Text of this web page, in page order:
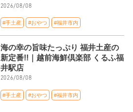
2026/08/08
#手土産 #おやつ #福井市内
海の幸の旨味たっぷり 福井土産の
新定番!!｜越前海鮮倶楽部 くるふ福
井駅店
2026/08/08
#手土産 #おやつ #福井市内